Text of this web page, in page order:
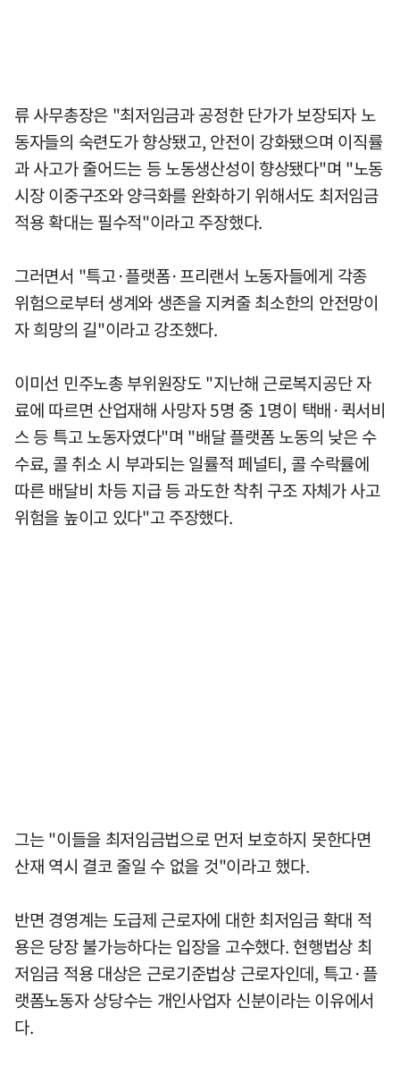
류 사무총장은 "최저임금과 공정한 단가가 보장되자 노
동자들의 숙련도가 향상됐고, 안전이 강화됐으며 이직률
과 사고가 줄어드는 등 노동생산성이 향상됐다"며 "노동
시장 이중구조와 양극화를 완화하기 위해서도 최저임금
적용 확대는 필수적"이라고 주장했다.
그러면서 "특고·플랫폼·프리랜서 노동자들에게 각종
위험으로부터 생계와 생존을 지켜줄 최소한의 안전망이
자 희망의 길"이라고 강조했다.
이미선 민주노총 부위원장도 "지난해 근로복지공단 자
료에 따르면 산업재해 사망자 5명 중 1명이 택배·퀵서비
스 등 특고 노동자였다"며 "배달 플랫폼 노동의 낮은 수
수료, 콜 취소 시 부과되는 일률적 페널티, 콜 수락률에
따른 배달비 차등 지급 등 과도한 착취 구조 자체가 사고
위험을 높이고 있다"고 주장했다.
그는 "이들을 최저임금법으로 먼저 보호하지 못한다면
산재 역시 결코 줄일 수 없을 것"이라고 했다.
반면 경영계는 도급제 근로자에 대한 최저임금 확대 적
용은 당장 불가능하다는 입장을 고수했다. 현행법상 최
저임금 적용 대상은 근로기준법상 근로자인데, 특고·플
랫폼노동자 상당수는 개인사업자 신분이라는 이유에서
다.